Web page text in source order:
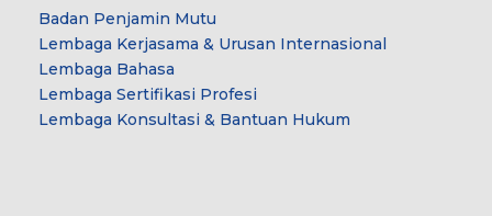
Badan Penjamin Mutu
Lembaga Kerjasama & Urusan Internasional
Lembaga Bahasa
Lembaga Sertifikasi Profesi
Lembaga Konsultasi & Bantuan Hukum